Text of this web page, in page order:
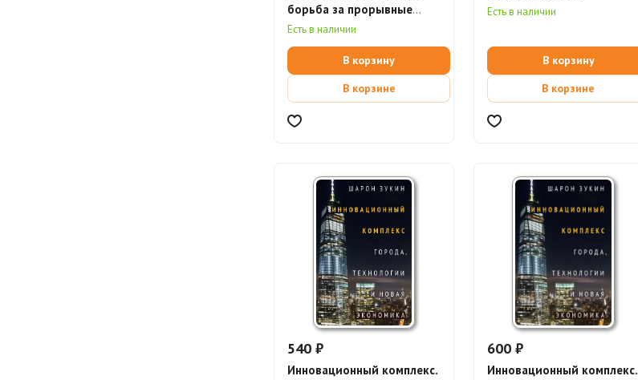
борьба за прорывные
технологии
Есть в наличии
В корзину
В корзине
Есть в наличии
В корзину
В корзине
540 ₽
Инновационный комплекс.
600 ₽
Инновационный комплекс.